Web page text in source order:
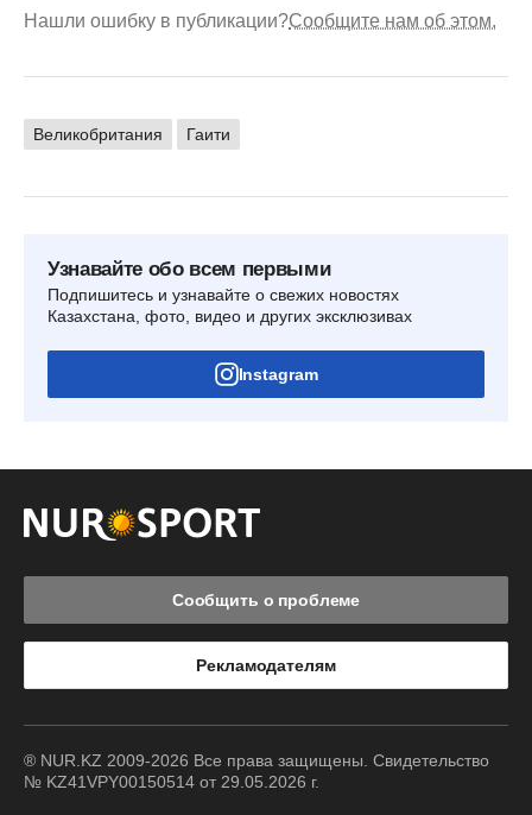
Нашли ошибку в публикации?Сообщите нам об этом.
Великобритания Гаити
Узнавайте обо всем первыми
Подпишитесь и узнавайте о свежих новостях
Казахстана, фото, видео и других эксклюзивах
Instagram
Сообщить о проблеме
Рекламодателям
® NUR.KZ 2009-2026 Все права защищены. Свидетельство
№ KZ41VPY00150514 от 29.05.2026 г.